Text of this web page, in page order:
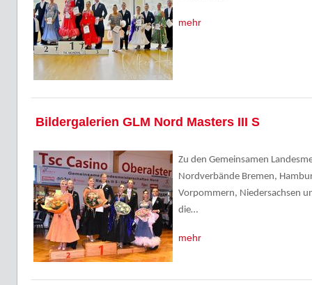
mehr
Bildergalerien GLM Nord Masters III S
Zu den Gemeinsamen
Nordverbände Bremen,
Vorpommern, Niedersachsen
die…
mehr